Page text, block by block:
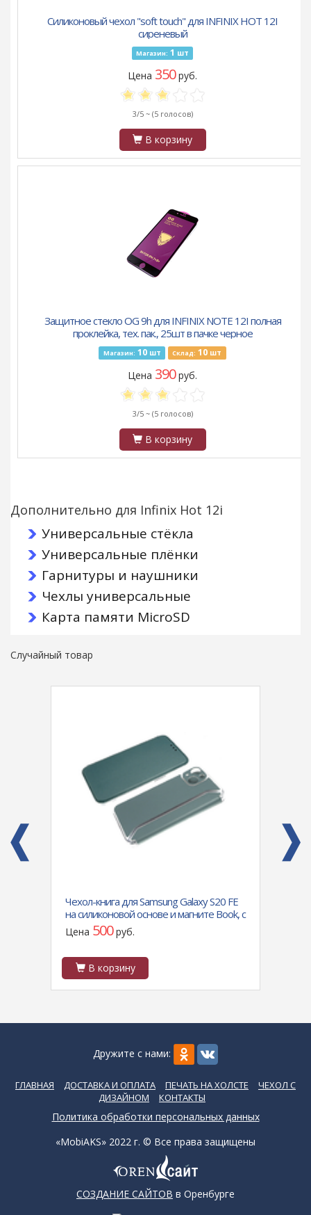
Силиконовый чехол "soft touch" для INFINIX HOT 12I
сиреневый
Магазин: 1 шт
Цена 350руб.
3/5 ~ (5 голосов)
В корзину
Защитное стекло OG 9h для INFINIX NOTE 12I полная
проклейка, тех. пак., 25шт в пачке черное
Магазин: 10шт Склад: 10 шт
Цена 390руб.
3/5 ~ (5 голосов)
В корзину
Дополнительно для Infinix Hot 12i
Универсальные стёкла
Универсальные плёнки
Гарнитуры и наушники
Чехлы универсальные
Карта памяти MicroSD
Случайный товар
Чехол-книга для Samsung Galaxy S20 FE
на силиконовой основе и магните Book, с
защитой, темно-зеленая
Цена 500руб.
В корзину
Дружите с нами:
ГЛАВНАЯ ДОСТАВКА И ОПЛАТА ПЕЧАТЬ НА ХОЛСТЕ
ЧЕХОЛ С
ДИЗАЙНОМ
КОНТАКТЫ
Политика обработки персональных данных
«MobiAKS» 2022 г. © Все права защищены
СОЗДАНИЕ САЙТОВ в Оренбурге